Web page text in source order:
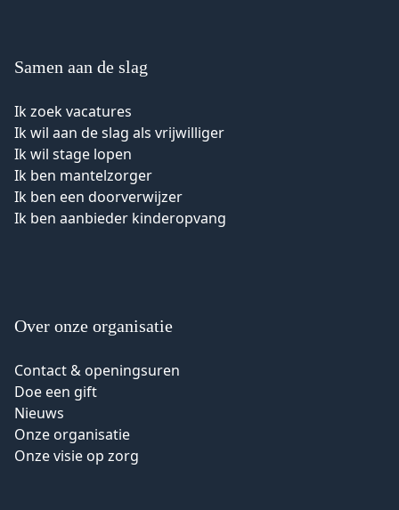
Samen aan de slag
Ik zoek vacatures
Ik wil aan de slag als vrijwilliger
Ik wil stage lopen
Ik ben mantelzorger
Ik ben een doorverwijzer
Ik ben aanbieder kinderopvang
Over onze organisatie
Contact & openingsuren
Doe een gift
Nieuws
Onze organisatie
Onze visie op zorg